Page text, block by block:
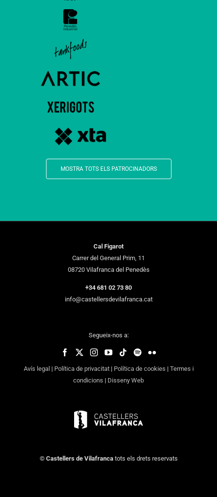
MOSTRA TOTS ELS PATROCINADORS
Cal Figarot
Carrer del General Prim, 11
08720 Vilafranca del Penedès
+34 681 02 73 80
info@castellersdevilafranca.cat
Segueix-nos a:
Avís legal | Política de privacitat| Política de cookies | Termes i
condicions | Disseny Web
© Castellers de Vilafrancatots els drets reservats